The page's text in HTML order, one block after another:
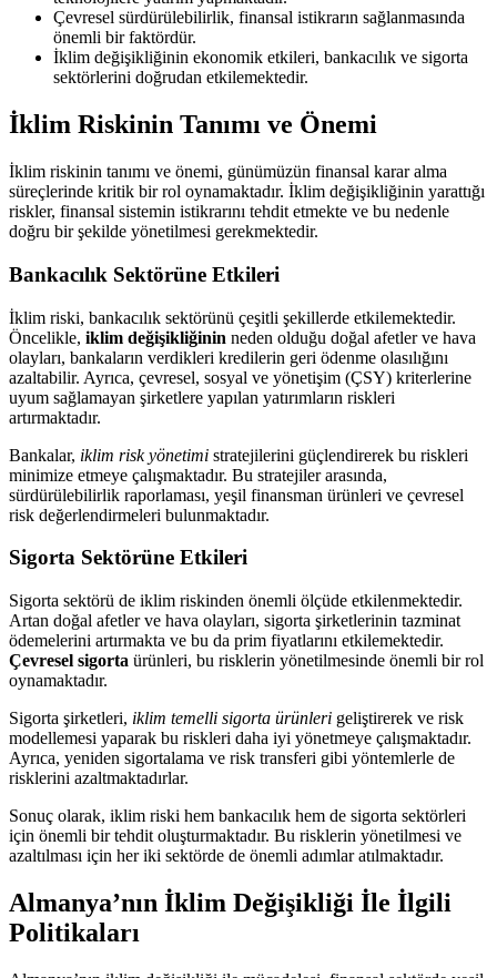
Çevresel sürdürülebilirlik, finansal istikrarın sağlanmasında
önemli bir faktördür.
İklim değişikliğinin ekonomik etkileri, bankacılık ve sigorta
sektörlerini doğrudan etkilemektedir.
İklim Riskinin Tanımı ve Önemi
İklim riskinin tanımı ve önemi, günümüzün finansal karar alma
süreçlerinde kritik bir rol oynamaktadır. İklim değişikliğinin yarattığı
riskler, finansal sistemin istikrarını tehdit etmekte ve bu nedenle
doğru bir şekilde yönetilmesi gerekmektedir.
Bankacılık Sektörüne Etkileri
İklim riski, bankacılık sektörünü çeşitli şekillerde etkilemektedir.
Öncelikle, iklim değişikliğinin neden olduğu doğal afetler ve hava
olayları, bankaların verdikleri kredilerin geri ödenme olasılığını
azaltabilir. Ayrıca, çevresel, sosyal ve yönetişim (ÇSY) kriterlerine
uyum sağlamayan şirketlere yapılan yatırımların riskleri
artırmaktadır.
Bankalar, iklim risk yönetimi stratejilerini güçlendirerek bu riskleri
minimize etmeye çalışmaktadır. Bu stratejiler arasında,
sürdürülebilirlik raporlaması, yeşil finansman ürünleri ve çevresel
risk değerlendirmeleri bulunmaktadır.
Sigorta Sektörüne Etkileri
Sigorta sektörü de iklim riskinden önemli ölçüde etkilenmektedir.
Artan doğal afetler ve hava olayları, sigorta şirketlerinin tazminat
ödemelerini artırmakta ve bu da prim fiyatlarını etkilemektedir.
Çevresel sigorta ürünleri, bu risklerin yönetilmesinde önemli bir rol
oynamaktadır.
Sigorta şirketleri, iklim temelli sigorta ürünleri geliştirerek ve risk
modellemesi yaparak bu riskleri daha iyi yönetmeye çalışmaktadır.
Ayrıca, yeniden sigortalama ve risk transferi gibi yöntemlerle de
risklerini azaltmaktadırlar.
Sonuç olarak, iklim riski hem bankacılık hem de sigorta sektörleri
için önemli bir tehdit oluşturmaktadır. Bu risklerin yönetilmesi ve
azaltılması için her iki sektörde de önemli adımlar atılmaktadır.
Almanya’nın İklim Değişikliği İle İlgili
Politikaları